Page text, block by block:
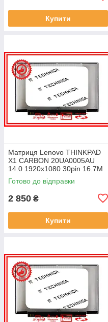
Купити
Матриця Lenovo THINKPAD
X1 CARBON 20UA0005AU
14.0 1920x1080 30pin 16.7M
45% NTSC 300 cd/m² для
ноутбука
Готово до відправки
2 850 ₴
Купити